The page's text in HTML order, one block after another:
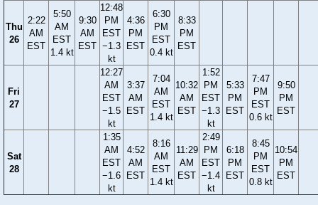
Thu
26
2:22
AM
EST
5:50
AM
EST
1.4 kt
9:30
AM
EST
12:48
PM
EST
−1.3
kt
4:36
PM
EST
6:30
PM
EST
0.4 kt
8:33
PM
EST
Fri
27
12:27
AM
EST
−1.5
kt
3:37
AM
EST
7:04
AM
EST
1.4 kt
10:32
AM
EST
1:52
PM
EST
−1.3
kt
5:33
PM
EST
7:47
PM
EST
0.6 kt
9:50
PM
EST
Sat
28
1:35
AM
EST
−1.6
kt
4:52
AM
EST
8:16
AM
EST
1.4 kt
11:29
AM
EST
2:49
PM
EST
−1.4
kt
6:18
PM
EST
8:45
PM
EST
0.8 kt
10:54
PM
EST